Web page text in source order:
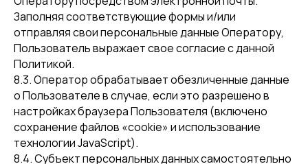
Заполняя соответствующие формы и/или
отправляя свои персональные данные Оператору,
Пользователь выражает свое согласие с данной
Политикой.
8.3. Оператор обрабатывает обезличенные данные
о Пользователе в случае, если это разрешено в
настройках браузера Пользователя (включено
сохранение файлов «cookie» и использование
технологии JavaScript).
8.4. Субъект персональных данных самостоятельно